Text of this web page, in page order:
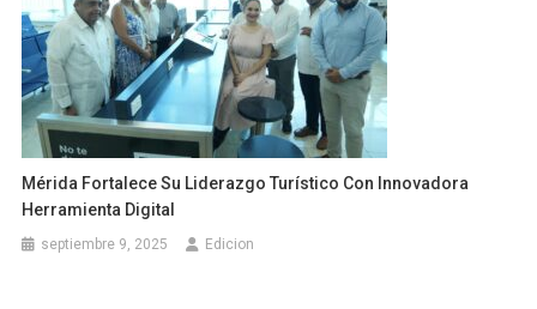
Mérida Fortalece Su Liderazgo Turístico Con Innovadora
Herramienta Digital
septiembre 9, 2025 Edicion